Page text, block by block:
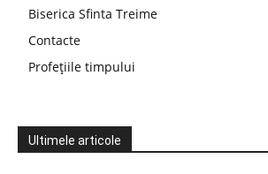
Biserica Sfinta Treime
Contacte
Profețiile timpului
Ultimele articole